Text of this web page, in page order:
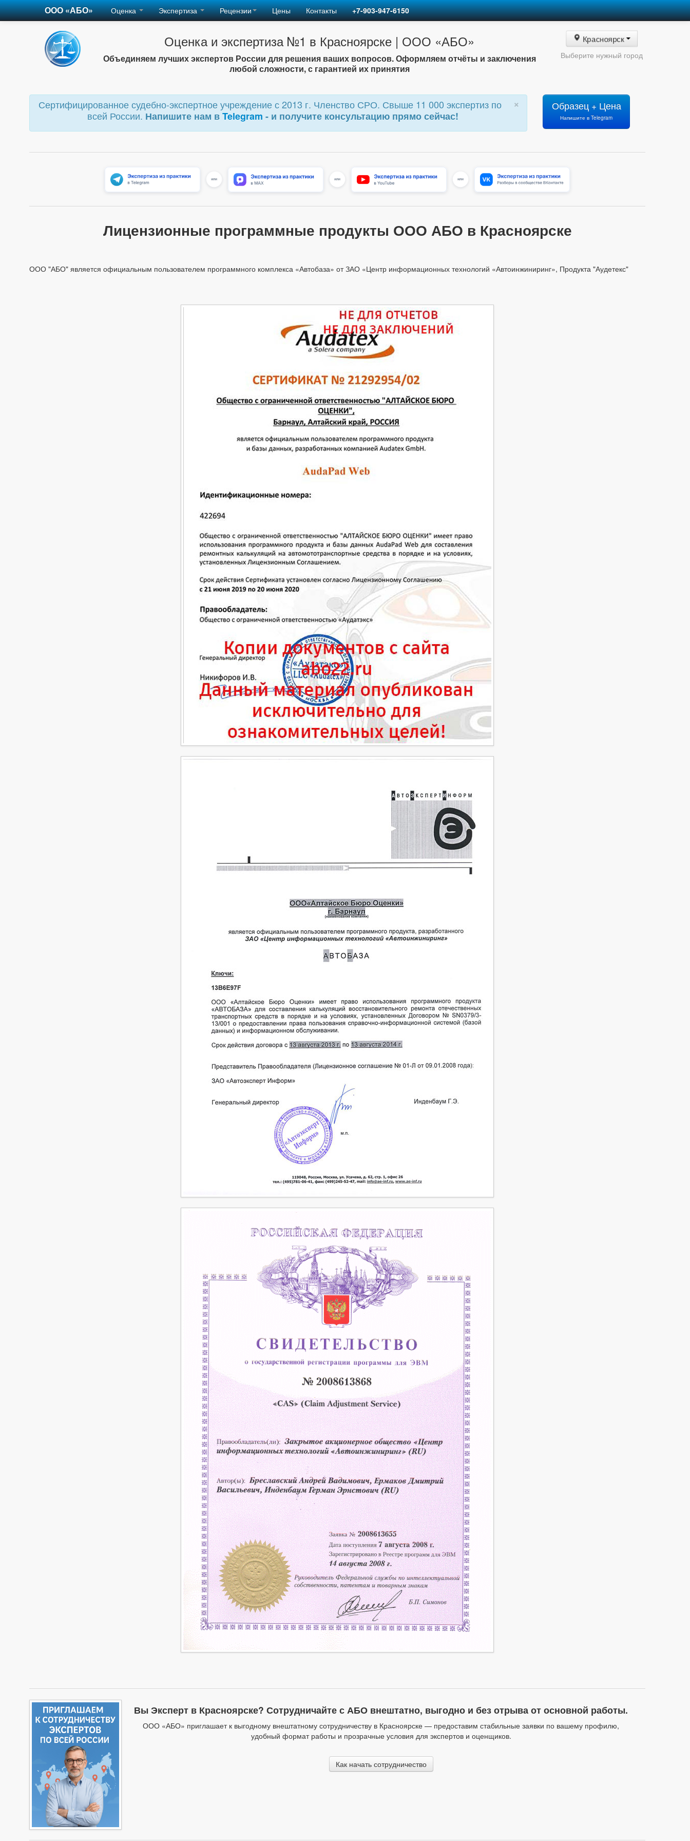
ООО «АБО» Оценка Экспертиза Рецензии Цены Контакты +7-903-947-6150
Оценка и экспертиза №1 в Красноярске | ООО «АБО»
Объединяем лучших экспертов России для решения ваших вопросов. Оформляем отчёты и заключения
любой сложности, с гарантией их принятия
Красноярск
Выберите нужный город
×
Сертифицированное судебно-экспертное учреждение с 2013 г. Членство СРО. Свыше 11 000 экспертиз по
всей России. Напишите нам вTelegram - и получите консультацию прямо сейчас!
Образец + Цена
Напишите в Telegram
Лицензионные программные продукты ООО АБО в Красноярске
ООО "АБО" является официальным пользователем программного комплекса «Автобаза» от ЗАО «Центр информационных технологий «Автоинжиниринг», Продукта "Аудетекс"
Вы Эксперт в Красноярске? Сотрудничайте с АБО внештатно, выгодно и без отрыва от основной работы.
ООО «АБО» приглашает к выгодному внештатному сотрудничеству в Красноярске — предоставим стабильные заявки по вашему профилю,
удобный формат работы и прозрачные условия для экспертов и оценщиков.
Как начать сотрудничество